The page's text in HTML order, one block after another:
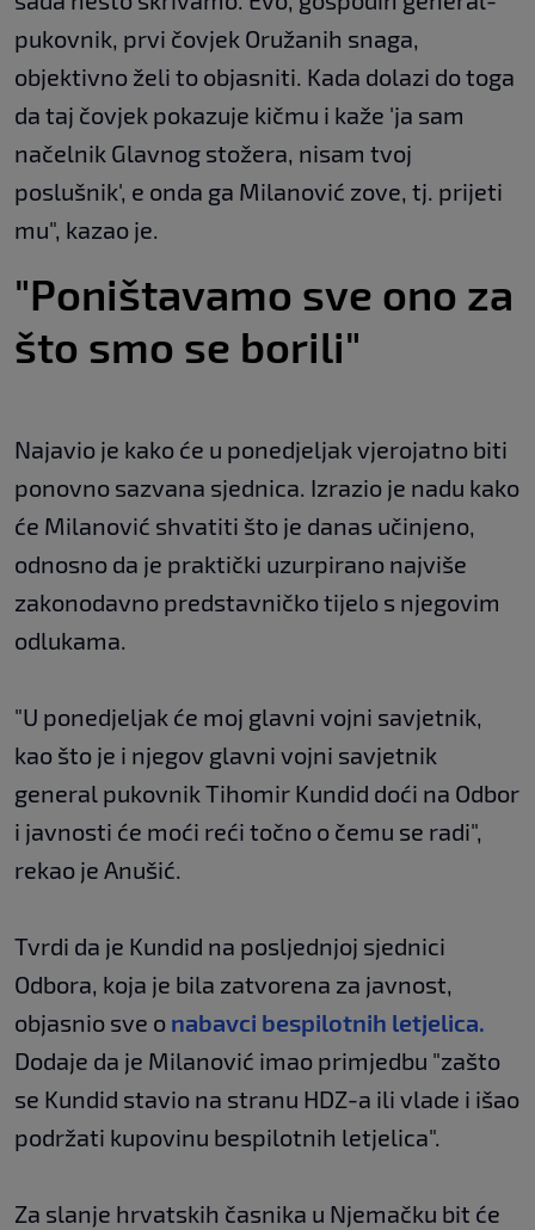
pukovnik, prvi čovjek Oružanih snaga,
objektivno želi to objasniti. Kada dolazi do toga
da taj čovjek pokazuje kičmu i kaže 'ja sam
načelnik Glavnog stožera, nisam tvoj
poslušnik', e onda ga Milanović zove, tj. prijeti
mu", kazao je.
"Poništavamo sve ono za
što smo se borili"
Najavio je kako će u ponedjeljak vjerojatno biti
ponovno sazvana sjednica. Izrazio je nadu kako
će Milanović shvatiti što je danas učinjeno,
odnosno da je praktički uzurpirano najviše
zakonodavno predstavničko tijelo s njegovim
odlukama.
"U ponedjeljak će moj glavni vojni savjetnik,
kao što je i njegov glavni vojni savjetnik
general pukovnik Tihomir Kundid doći na Odbor
i javnosti će moći reći točno o čemu se radi",
rekao je Anušić.
Tvrdi da je Kundid na posljednjoj sjednici
Odbora, koja je bila zatvorena za javnost,
objasnio sve o nabavci bespilotnih letjelica.
Dodaje da je Milanović imao primjedbu "zašto
se Kundid stavio na stranu HDZ-a ili vlade i išao
podržati kupovinu bespilotnih letjelica".
Za slanje hrvatskih časnika u Njemačku bit će